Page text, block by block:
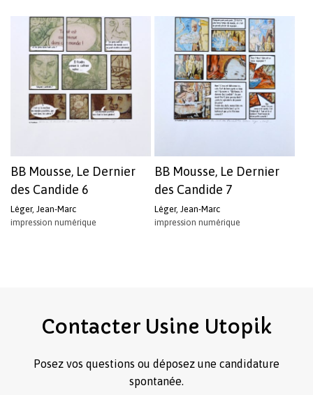
BB Mousse, Le Dernier
des Candide 6
Léger, Jean-Marc
impression numérique
BB Mousse, Le Dernier
des Candide 7
Léger, Jean-Marc
impression numérique
Contacter Usine Utopik
Posez vos questions ou déposez une candidature
spontanée.